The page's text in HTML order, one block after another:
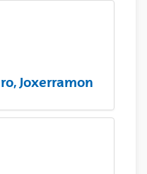
Joxerramon